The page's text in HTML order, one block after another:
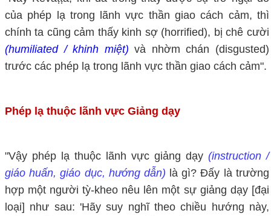
của phép lạ trong lãnh vực thần giao cách cảm, thì
chính ta cũng cảm thấy kinh sợ (horrified), bị chê cười
(humiliated / khinh miệt) và nhờm chán (disgusted)
trước các phép lạ trong lãnh vực thần giao cách cảm".
Phép lạ thuộc lãnh vực Giảng dạy
"Vậy phép lạ thuộc lãnh vực giảng dạy (instruction /
giáo huấn, giáo dục, hướng dẫn) là gì? Đấy là trường
hợp một người tỳ-kheo nêu lên một sự giảng dạy [đại
loại] như sau: 'Hãy suy nghĩ theo chiều hướng này,